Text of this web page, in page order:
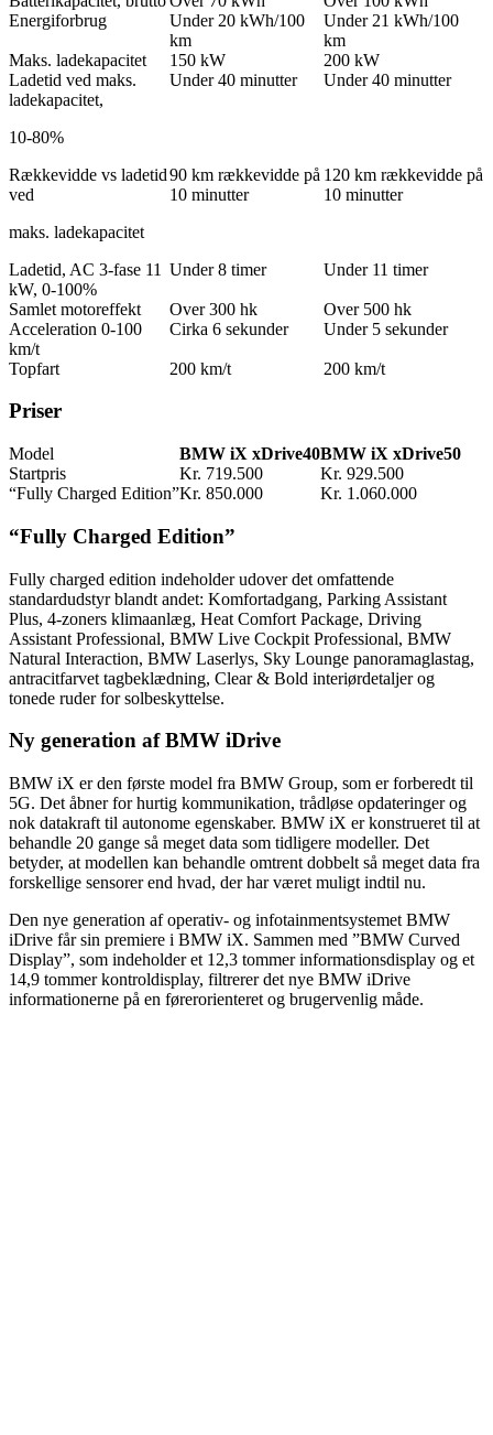
Energiforbrug
Under 20 kWh/100
km
Under 21 kWh/100
km
Maks. ladekapacitet
150 kW
200 kW
Ladetid ved maks.
ladekapacitet,
10-80%
Under 40 minutter Under 40 minutter
Rækkevidde vs ladetid
ved
maks. ladekapacitet
90 km rækkevidde på
10 minutter
120 km rækkevidde på
10 minutter
Ladetid, AC 3-fase 11
kW, 0-100%
Under 8 timer Under 11 timer
Samlet motoreffekt Over 300 hk
Over 500 hk
Acceleration 0-100
km/t
Cirka 6 sekunder Under 5 sekunder
Topfart 200 km/t 200 km/t
Priser
Model BMW iX xDrive40BMW iX xDrive50
Startpris
Kr. 719.500
Kr. 929.500
“Fully Charged Edition”Kr. 850.000 Kr. 1.060.000
“Fully Charged Edition”
Fully charged edition indeholder udover det omfattende
standardudstyr blandt andet: Komfortadgang, Parking Assistant
Plus, 4-zoners klimaanlæg, Heat Comfort Package, Driving
Assistant Professional, BMW Live Cockpit Professional, BMW
Natural Interaction, BMW Laserlys, Sky Lounge panoramaglastag,
antracitfarvet tagbeklædning, Clear & Bold interiørdetaljer og
tonede ruder for solbeskyttelse.
Ny generation af BMW iDrive
BMW iX er den første model fra BMW Group, som er forberedt til
5G. Det åbner for hurtig kommunikation, trådløse opdateringer og
nok datakraft til autonome egenskaber. BMW iX er konstrueret til at
behandle 20 gange så meget data som tidligere modeller. Det
betyder, at modellen kan behandle omtrent dobbelt så meget data fra
forskellige sensorer end hvad, der har været muligt indtil nu.
Den nye generation af operativ- og infotainmentsystemet BMW
iDrive får sin premiere i BMW iX. Sammen med ”BMW Curved
Display”, som indeholder et 12,3 tommer informationsdisplay og et
14,9 tommer kontroldisplay, filtrerer det nye BMW iDrive
informationerne på en førerorienteret og brugervenlig måde.